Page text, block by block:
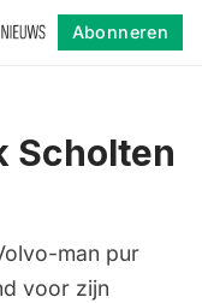
Abonneren
Scholten
man pur
voor zijn